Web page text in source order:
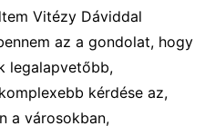
Vitézy Dáviddal
az a gondolat, hogy
legalapvetőbb,
kérdése az,
a városokban,